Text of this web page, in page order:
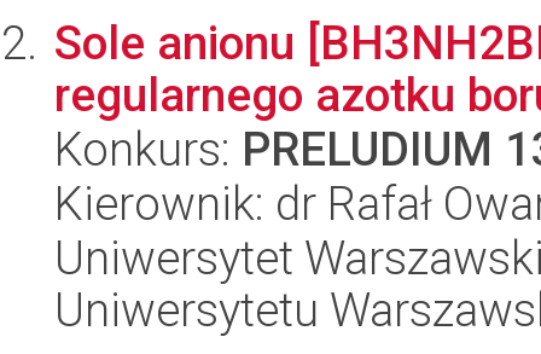
Sole anionu
regularnego azotku
Konkurs: PRELUDIUM
Kierownik: dr Rafał
Uniwersytet
Uniwersytetu